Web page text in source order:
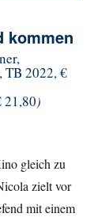
kommen
TB 2022, €
21,80)
gleich zu
zielt vor
mit einem